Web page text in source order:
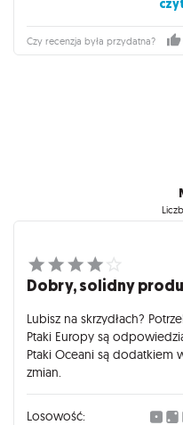
gry, które ożywiają
"Na Skrzydłach" to
w której uczestnicy tworzą i
złożony łańcuch
rozgrywkę głęboką i
Dodatek "Ptaki Oceanii" to
tylko urozmaica
bardziej strategiczne
Europy" tworzą niezwykle
wykorzystuje potencjał gry
inwestycja, która przyniesie
Dzięki nim każda
wyzwaniem, pełnym
oraz przemyślanych
Czy recenzja była przydatna?
Dobry, solidny
Lubisz na skrzydłach?
Ptaki Europy są
Ptaki Oceani są dodatkiem
zmian.
Losowość: